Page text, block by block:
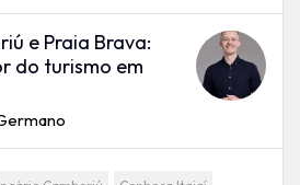
e Praia Brava:
do turismo em